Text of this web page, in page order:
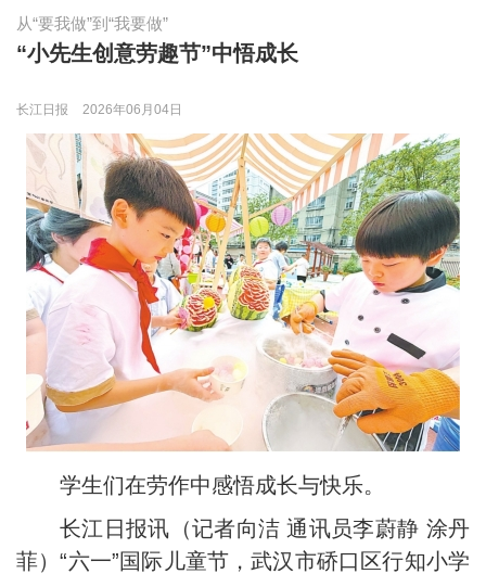
从“要我做”到“我要做”
“小先生创意劳趣节”中悟成长
长江日报 2026年06月04日
学生们在劳作中感悟成长与快乐。
长江日报讯（记者向洁 通讯员李蔚静 涂丹
菲）“六一”国际儿童节，武汉市硚口区行知小学